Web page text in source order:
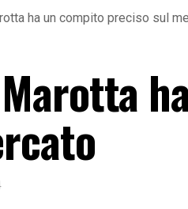
ha un compito preciso sul